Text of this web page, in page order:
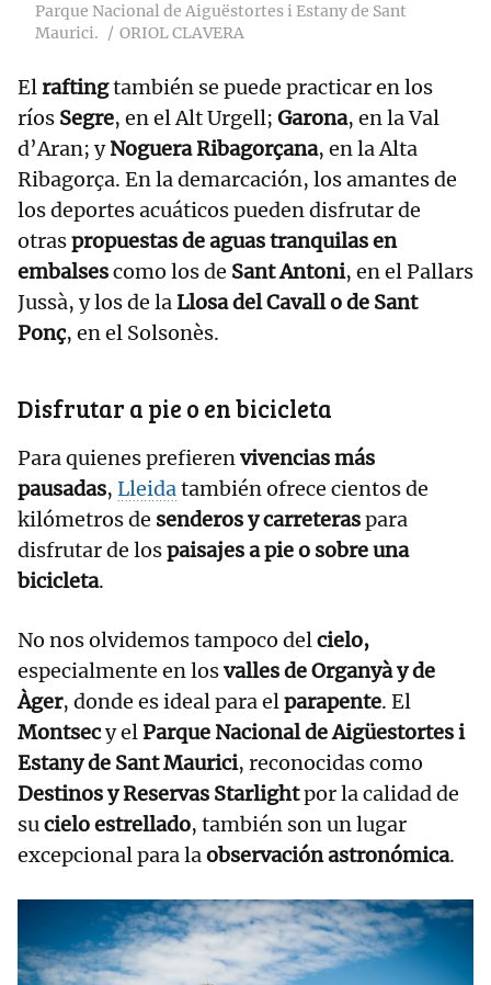
Parque Nacional de Aiguëstortes i Estany de Sant
Maurici.
ORIOL CLAVERA
Elraftingtambién se puede practicar en los
ríos Segre, en el Alt Urgell; Garona, en la Val
d’Aran; yNoguera Ribagorçana, en la Alta
Ribagorça. En la demarcación, los amantes de
los deportes acuáticos pueden disfrutar de
otraspropuestas de aguas tranquilas en
embalsescomo los de Sant Antoni, en el Pallars
Jussà, y los de laLlosa del Cavall o de Sant
Ponç, en el Solsonès.
Disfrutar a pie o en bicicleta
Para quienes prefierenvivencias más
pausadas, Lleidatambién ofrece cientos de
kilómetros de senderos y carreteraspara
disfrutar de lospaisajesa pie o sobre una
bicicleta.
No nos olvidemos tampoco delcielo,
especialmente en losvalles de Organyà y de
Àger, donde es ideal para elparapente. El
Montsecy elParque Nacional de Aigüestortes i
Estany de Sant Maurici, reconocidas como
Destinos y Reservas Starlightpor la calidad de
sucielo estrellado, también son un lugar
excepcional para laobservación astronómica.